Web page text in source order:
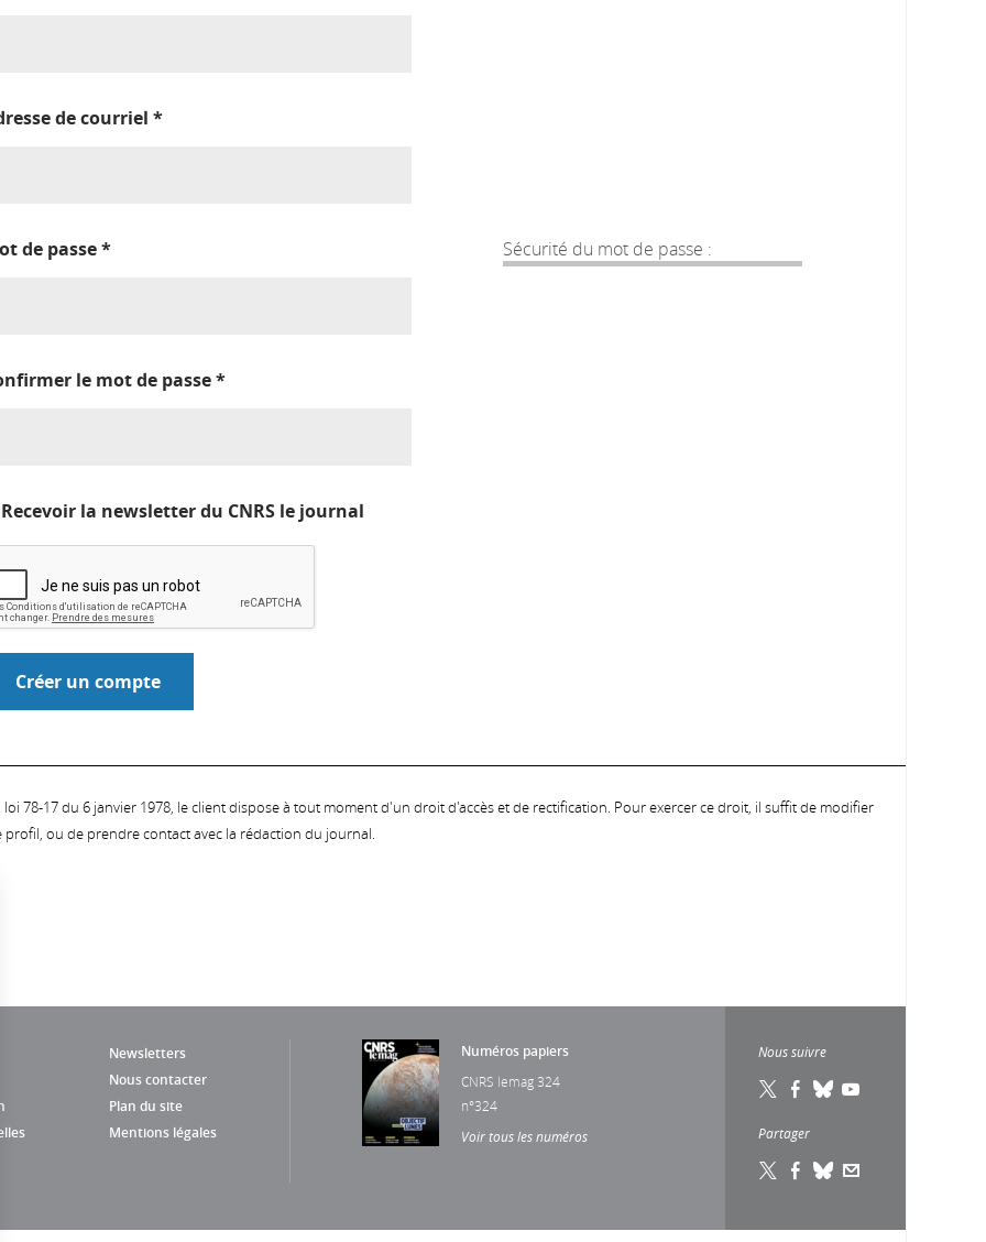
de courriel *
Sécurité du mot de passe :
de passe*
le mot de passe*
Recevoir la newsletter du CNRS le journal
78-17 du 6 janvier 1978, le client dispose à tout moment d'un droit d'accès et de rectification. Pour exercer ce droit, il suffit de modifier
ou de prendre contact avec la rédaction du journal.
Newsletters
Nous contacter
Plan du site
Mentions légales
Numéros papiers
CNRS lemag 324
n°324
Voir tous les numéros
Nous suivre
Partager